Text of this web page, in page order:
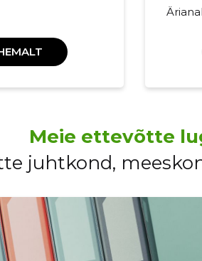
Meie ettevõtte
juhtkond,